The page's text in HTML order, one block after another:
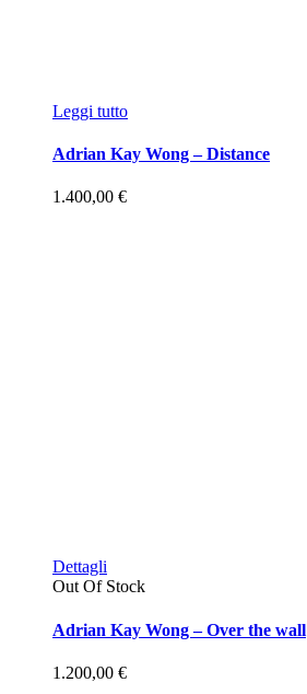
Leggi tutto
Adrian Kay Wong – Distance
1.400,00 €
Dettagli
Out Of Stock
Adrian Kay Wong – Over the wall
1.200,00 €